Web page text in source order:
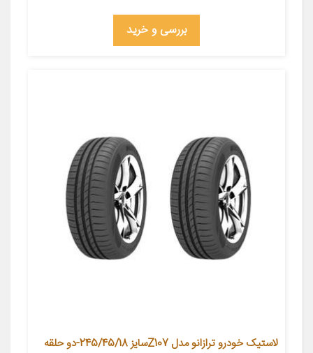
بررسی و خرید
لاستیک خودرو ترازانو مدل Z107سایز 245/45/18-دو حلقه